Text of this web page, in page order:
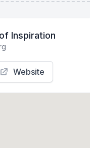
Inspiration
Website